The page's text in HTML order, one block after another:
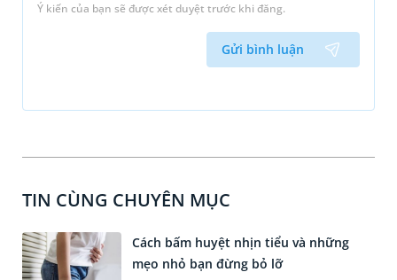
Ý kiến của bạn sẽ được xét duyệt trước khi đăng.
Gửi bình luận
TIN CÙNG CHUYÊN MỤC
Cách bấm huyệt nhịn tiểu và những
mẹo nhỏ bạn đừng bỏ lỡ